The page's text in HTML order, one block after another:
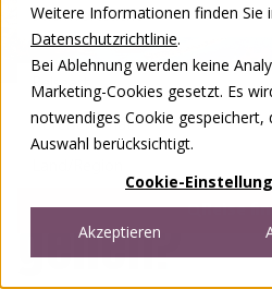
Weitere Informationen finden Sie
Datenschutzrichtlinie.
Bei Ablehnung werden keine
Marketing-Cookies gesetzt. Es
notwendiges Cookie gespeichert,
Auswahl berücksichtigt.
Cookie-
Akzeptieren
Wohin soll
nächste
gehen?
Reise